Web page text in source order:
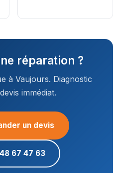
réparation ?
à Vaujours. Diagnostic
immédiat.
un devis
67 47 63